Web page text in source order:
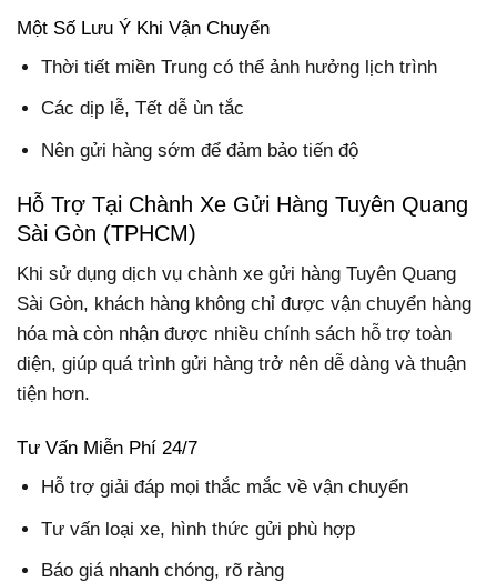
Một Số Lưu Ý Khi Vận Chuyển
Thời tiết miền Trung có thể ảnh hưởng lịch trình
Các dịp lễ, Tết dễ ùn tắc
Nên gửi hàng sớm để đảm bảo tiến độ
Hỗ Trợ Tại Chành Xe Gửi Hàng Tuyên Quang
Sài Gòn (TPHCM)
Khi sử dụng dịch vụ chành xe gửi hàng Tuyên Quang
Sài Gòn, khách hàng không chỉ được vận chuyển hàng
hóa mà còn nhận được nhiều chính sách hỗ trợ toàn
diện, giúp quá trình gửi hàng trở nên dễ dàng và thuận
tiện hơn.
Tư Vấn Miễn Phí 24/7
Hỗ trợ giải đáp mọi thắc mắc về vận chuyển
Tư vấn loại xe, hình thức gửi phù hợp
Báo giá nhanh chóng, rõ ràng